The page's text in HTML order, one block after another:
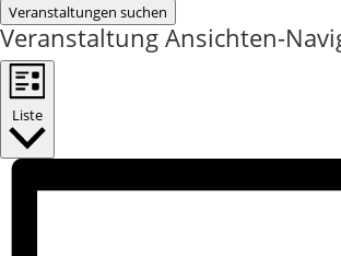
Veranstaltungen suchen
Veranstaltung Ansichten-
Liste